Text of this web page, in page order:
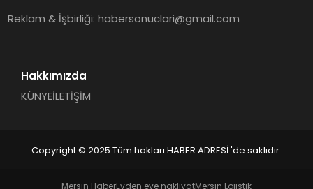
Reklam & İşbirliği:habersonuclari@gmail.com
Hakkımızda
KÜNYEİLETİŞİM
Copyright © 2025 Tüm hakları HABER ADRESİ 'de saklıdır.
Mersin HaberEvden eve nakliyatMersin Lojistik